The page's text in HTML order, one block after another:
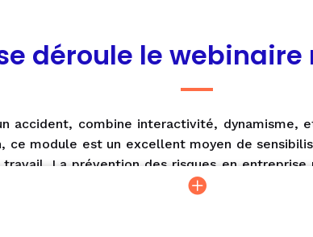
déroule le webinaire
accident, combine interactivité, dynamisme,
ce module est un excellent moyen de
La prévention des risques en